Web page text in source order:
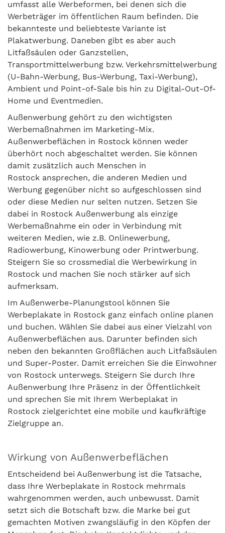
umfasst alle Werbeformen, bei denen sich die
Werbeträger im öffentlichen Raum befinden. Die
bekannteste und beliebteste Variante ist
Plakatwerbung. Daneben gibt es aber auch
Litfaßsäulen oder Ganzstellen,
Transportmittelwerbung bzw. Verkehrsmittelwerbung
(U-Bahn-Werbung, Bus-Werbung, Taxi-Werbung),
Ambient und Point-of-Sale bis hin zu Digital-Out-Of-
Home und Eventmedien.
Außenwerbung gehört zu den wichtigsten
Werbemaßnahmen im Marketing-Mix.
Außenwerbeflächen in Rostock können weder
überhört noch abgeschaltet werden. Sie können
damit zusätzlich auch Menschen in
Rostock ansprechen, die anderen Medien und
Werbung gegenüber nicht so aufgeschlossen sind
oder diese Medien nur selten nutzen. Setzen Sie
dabei in Rostock Außenwerbung als einzige
Werbemaßnahme ein oder in Verbindung mit
weiteren Medien, wie z.B. Onlinewerbung,
Radiowerbung, Kinowerbung oder Printwerbung.
Steigern Sie so crossmedial die Werbewirkung in
Rostock und machen Sie noch stärker auf sich
aufmerksam.
Im Außenwerbe-Planungstool können Sie
Werbeplakate in Rostock ganz einfach online planen
und buchen. Wählen Sie dabei aus einer Vielzahl von
Außenwerbeflächen aus. Darunter befinden sich
neben den bekannten Großflächen auch Litfaßsäulen
und Super-Poster. Damit erreichen Sie die Einwohner
von Rostock unterwegs. Steigern Sie durch Ihre
Außenwerbung Ihre Präsenz in der Öffentlichkeit
und sprechen Sie mit Ihrem Werbeplakat in
Rostock zielgerichtet eine mobile und kaufkräftige
Zielgruppe an.
Wirkung von Außenwerbeflächen
Entscheidend bei Außenwerbung ist die Tatsache,
dass Ihre Werbeplakate in Rostock mehrmals
wahrgenommen werden, auch unbewusst. Damit
setzt sich die Botschaft bzw. die Marke bei gut
gemachten Motiven zwangsläufig in den Köpfen der